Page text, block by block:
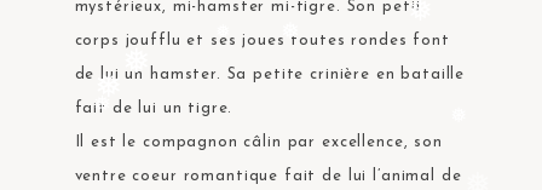
❅
❅
❅
mystérieux, mi-hamster mi-tigre. Son petit
corps joufflu et ses joues toutes rondes font
de lui un hamster. Sa petite crinière en bataille
fait de lui un tigre.
Il est le compagnon câlin par excellence, son
ventre coeur romantique fait de lui l’animal de